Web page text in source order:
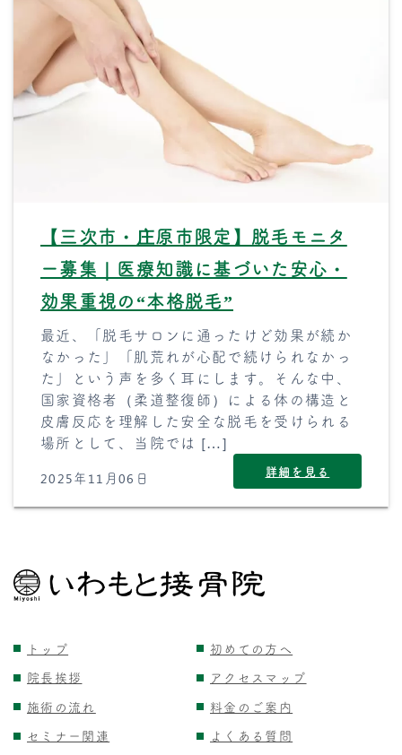
【三次市・庄原市限定】脱毛モニタ
ー募集｜医療知識に基づいた安心・
効果重視の“本格脱毛”
最近、「脱毛サロンに通ったけど効果が続か
なかった」「肌荒れが心配で続けられなかっ
た」という声を多く耳にします。そんな中、
国家資格者（柔道整復師）による体の構造と
皮膚反応を理解した安全な脱毛を受けられる
場所として、当院では […]
2025年11月06日 詳細を見る
トップ
初めての方へ
院長挨拶
アクセスマップ
施術の流れ
料金のご案内
セミナー関連
よくある質問